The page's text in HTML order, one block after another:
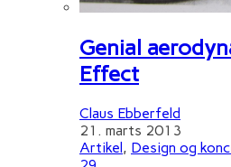
Genial
Effect
Claus Ebberfeld
21. marts 2013
Artikel, Design og